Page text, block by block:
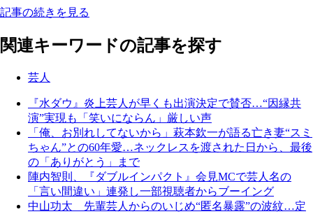
記事の続きを見る
関連キーワードの記事を探す
芸人
『水ダウ』炎上芸人が早くも出演決定で賛否…“因縁共
演”実現も「笑いにならん」厳しい声
「俺、お別れしてないから」萩本欽一が語る亡き妻“スミ
ちゃん”との60年愛…ネックレスを渡された日から、最後
の「ありがとう」まで
陣内智則、『ダブルインパクト』会見MCで芸人名の
「言い間違い」連発し一部視聴者からブーイング
中山功太 先輩芸人からのいじめ“匿名暴露”の波紋…定